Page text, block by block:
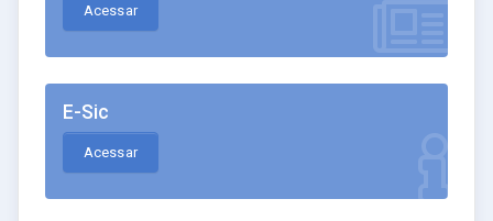
Acessar
E-Sic
Acessar